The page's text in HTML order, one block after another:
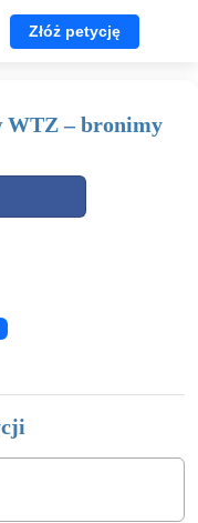
Złóż petycję
WTZ – bronimy